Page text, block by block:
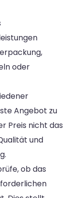
oder
Angebot zu
Preis nicht das
und
ob das